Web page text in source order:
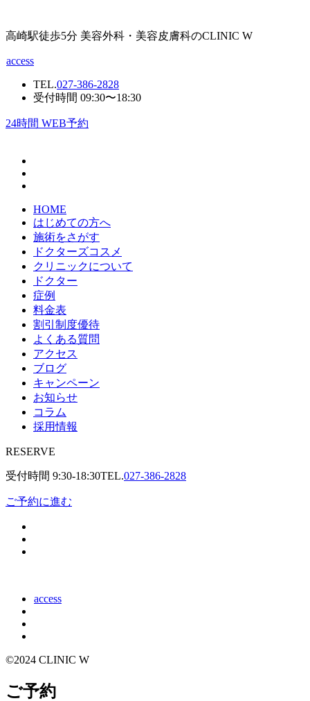
高崎駅徒歩5分 美容外科・美容皮膚科のCLINIC W
access
TEL.027-386-2828
受付時間 09:30〜18:30
24時間 WEB予約
HOME
はじめての方へ
施術をさがす
ドクターズコスメ
クリニックについて
ドクター
症例
料金表
割引制度優待
よくある質問
アクセス
ブログ
キャンペーン
お知らせ
コラム
採用情報
RESERVE
受付時間 9:30-18:30TEL.027-386-2828
ご予約に進む
access
©2024 CLINIC W
ご予約